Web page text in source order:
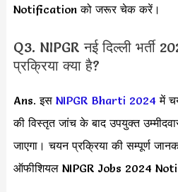
Notification को जरूर चेक करें।
Q3. NIPGR नई दिल्ली भर्ती
प्रक्रिया क्या है?
Ans. इस NIPGR Bharti 2024 में
की विस्तृत जांच के बाद उपयुक्त
जाएगा। चयन प्रक्रिया की सम्पूर्ण
ऑफीशियल NIPGR Jobs 2024